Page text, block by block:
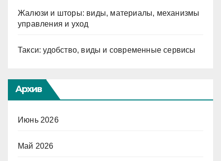
Жалюзи и шторы: виды, материалы, механизмы
управления и уход
Такси: удобство, виды и современные сервисы
Архив
Июнь 2026
Май 2026